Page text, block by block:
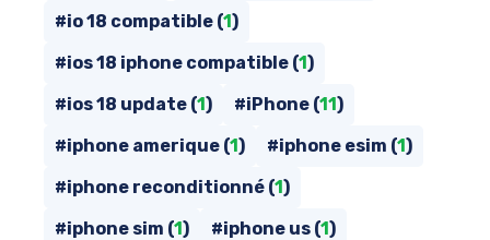
#io 18 compatible (1)
#ios 18 iphone compatible (1)
#ios 18 update (1) #iPhone (11)
#iphone amerique (1) #iphone esim (1)
#iphone reconditionné (1)
#iphone sim (1) #iphone us (1)